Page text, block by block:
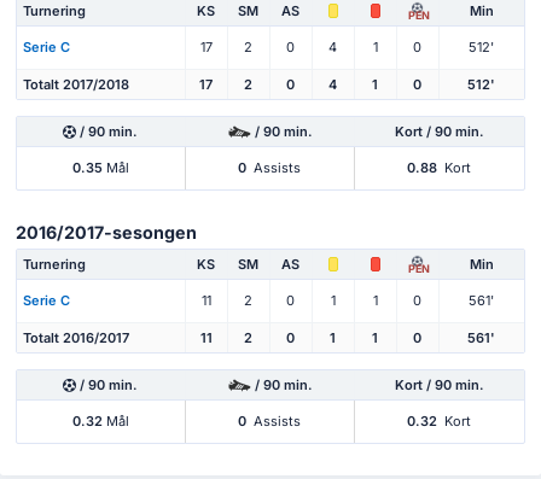
Turnering KS SM AS PEN Min
Serie C 17 2 0 4 1 0 512'
Totalt 2017/2018 17 2 0 4 1 0 512'
/ 90 min. / 90 min. Kort / 90 min.
0.35Mål 0 Assists 0.88 Kort
2016/2017-sesongen
Turnering KS SM AS PEN Min
Serie C 11 2 0 1 1 0 561'
Totalt 2016/2017 11 2 0 1 1 0 561'
/ 90 min. / 90 min. Kort / 90 min.
0.32Mål 0 Assists 0.32 Kort